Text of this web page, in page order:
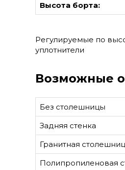
Высота борта:
Регулируемые по
уплотнители
Возможные
Без столешницы
Задняя стенка
Гранитная
Полипропиленовая